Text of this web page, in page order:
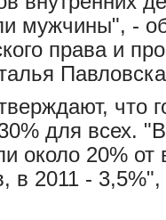
мужчины", -
права и
что
для всех.
около 20% от
в 2011 -